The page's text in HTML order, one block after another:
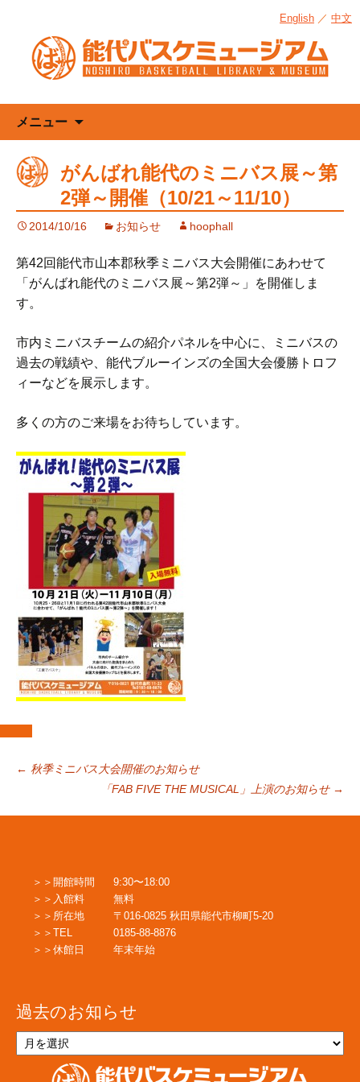
English ／ 中文
メニュー
ン
ツ
へ
ス
キ
ッ
がんばれ能代のミニバス展～第
2弾～開催（10/21～11/10）
2014/10/16 お知らせ hoophall
第42回能代市山本郡秋季ミニバス大会開催にあわせて
「がんばれ能代のミニバス展～第2弾～」を開催しま
す。
市内ミニバスチームの紹介パネルを中心に、ミニバスの
過去の戦績や、能代ブルーインズの全国大会優勝トロフ
ィーなどを展示します。
多くの方のご来場をお待ちしています。
投
稿
ナ
ビ
ー
← 秋季ミニバス大会開催のお知らせ
「FAB FIVE THE MUSICAL」上演のお知らせ →
開館時間
9:30〜18:00
入館料
無料
所在地
〒016-0825 秋田県能代市柳町5-20
TEL
0185-88-8876
休館日
年末年始
過去のお知らせ
去